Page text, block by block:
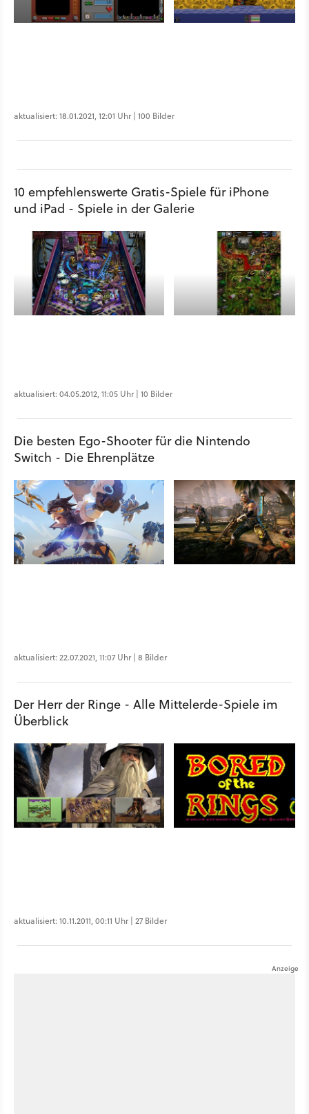
aktualisiert: 18.01.2021, 12:01 Uhr | 100 Bilder
10 empfehlenswerte Gratis-Spiele für iPhone
und iPad - Spiele in der Galerie
aktualisiert: 04.05.2012, 11:05 Uhr | 10 Bilder
Die besten Ego-Shooter für die Nintendo
Switch - Die Ehrenplätze
aktualisiert: 22.07.2021, 11:07 Uhr | 8 Bilder
Der Herr der Ringe - Alle Mittelerde-Spiele im
Überblick
aktualisiert: 10.11.2011, 00:11 Uhr | 27 Bilder